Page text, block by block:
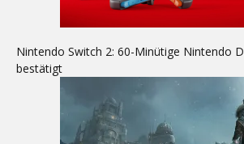
Nintendo Switch 2: 60-Minütige Nintendo
bestätigt